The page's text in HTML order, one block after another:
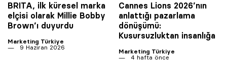
BRITA, ilk küresel marka
elçisi olarak Millie Bobby
Brown’ı duyurdu
Marketing Türkiye
9 Haziran 2026
Cannes Lions 2026’nın
anlattığı pazarlama
dönüşümü:
Kusursuzluktan insanlığa
Marketing Türkiye
4 hafta önce